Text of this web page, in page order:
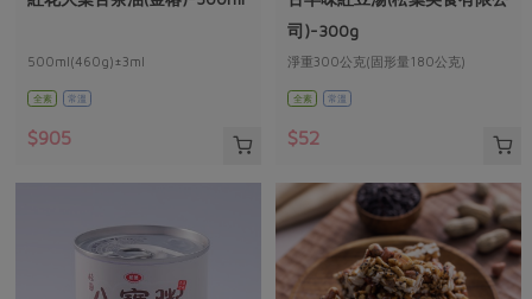
調理食材・點心
調味醬料/南北貨 烘焙
醬料
湯品．鍋物
合作25-精選產品第三彈
更多當季產品
主婦聯盟X樂齡網特約優惠案
30%rPET紅烏龍茶
減硝酸鹽 惜食
減塑減廢
公益金 食農教育
更多議題
自主把關
檢驗報告
硝酸鹽檢驗
社員權益
合作社法規
500ml(460g)±3ml
全素 常溫
$905
司)-300g
淨重300公克(固形量180公克)
全素 常溫
$52